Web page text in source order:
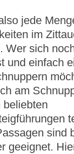
jede
im
Wer sich
und einfach
am
beliebten
sind
geeignet.